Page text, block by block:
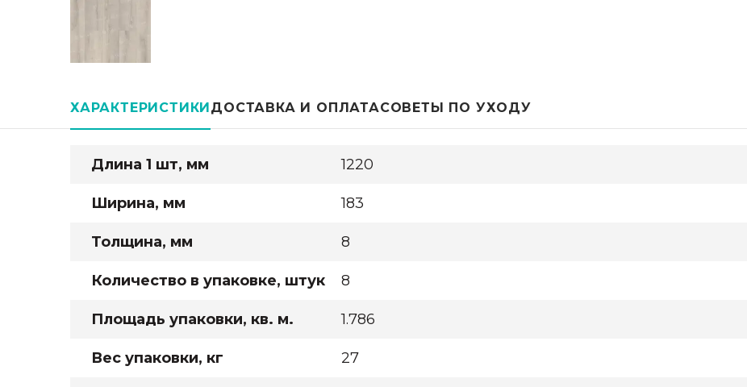
ХАРАКТЕРИСТИКИДОСТАВКА И ОПЛАТАСОВЕТЫ ПО УХОДУ
Длина 1 шт, мм 1220
Ширина, мм 183
Толщина, мм 8
Количество в упаковке, штук 8
Площадь упаковки, кв. м. 1.786
Вес упаковки, кг 27